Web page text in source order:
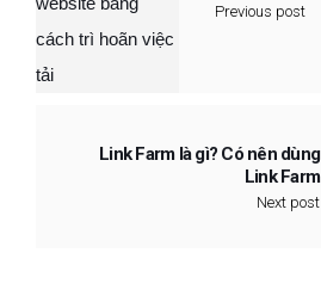
Previous post
Link Farm là gì? Có nên dùng
Link Farm
Next post